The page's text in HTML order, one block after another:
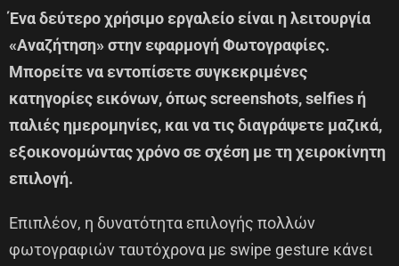
Ένα δεύτερο χρήσιμο εργαλείο είναι η λειτουργία
«Αναζήτηση» στην εφαρμογή Φωτογραφίες.
Μπορείτε να εντοπίσετε συγκεκριμένες
κατηγορίες εικόνων, όπως screenshots, selfies ή
παλιές ημερομηνίες, και να τις διαγράψετε μαζικά,
εξοικονομώντας χρόνο σε σχέση με τη χειροκίνητη
επιλογή.
Επιπλέον, η δυνατότητα επιλογής πολλών
φωτογραφιών ταυτόχρονα με swipe gesture κάνει